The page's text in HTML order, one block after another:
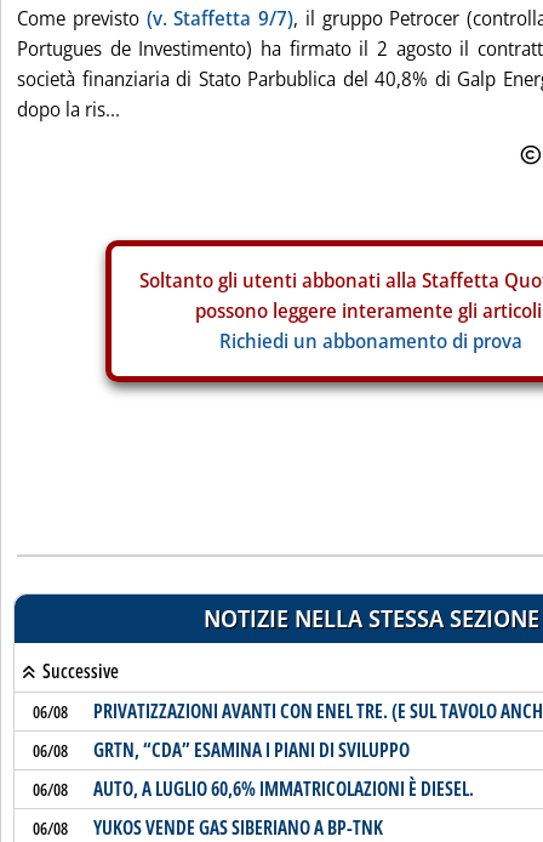
Come previsto (v. Staffetta 9/7), il gruppo Petrocer
Portugues de Investimento) ha firmato il 2 agosto il
società finanziaria di Stato Parbublica del 40,8% di Galp
dopo la ris...
Soltanto gli utenti abbonati alla Staffetta
possono leggere interamente gli
Richiedi un abbonamento di prova
NOTIZIE NELLA STESSA SEZIONE
Successive
06/08 PRIVATIZZAZIONI AVANTI CON ENEL TRE. (E SUL TAVOLO
06/08 GRTN, “CDA” ESAMINA I PIANI DI SVILUPPO
06/08 AUTO, A LUGLIO 60,6% IMMATRICOLAZIONI È DIESEL.
06/08 YUKOS VENDE GAS SIBERIANO A BP-TNK